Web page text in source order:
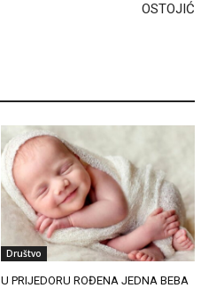
OSTOJIĆ
Društvo
U PRIJEDORU ROĐENA JEDNA BEBA